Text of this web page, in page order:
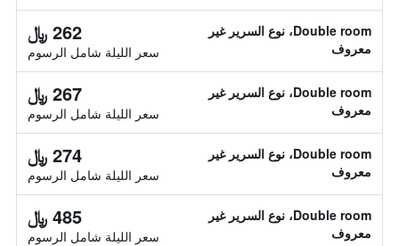
Double room، نوع السرير غير
معروف
262 ﷼
سعر الليلة شامل الرسوم
Double room، نوع السرير غير
معروف
267 ﷼
سعر الليلة شامل الرسوم
Double room، نوع السرير غير
معروف
274 ﷼
سعر الليلة شامل الرسوم
Double room، نوع السرير غير
معروف
485 ﷼
سعر الليلة شامل الرسوم